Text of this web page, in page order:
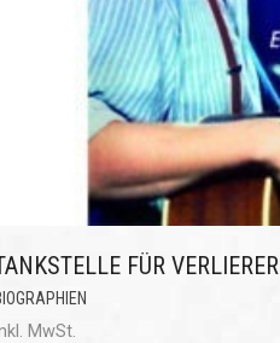
FÜR VERLIERER
MwSt.